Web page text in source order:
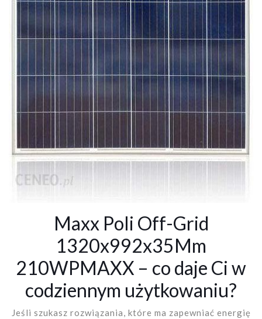
Maxx Poli Off-Grid
1320x992x35Mm
210WPMAXX – co daje Ci w
codziennym użytkowaniu?
Jeśli szukasz rozwiązania, które ma zapewniać energię